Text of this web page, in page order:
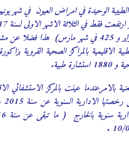
في شهر فبراير و 425 في شهر مارس) هذا
طبية.
10/